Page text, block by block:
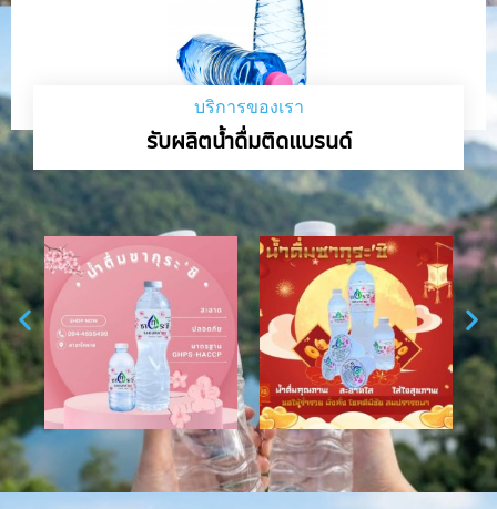
บริการของเรา
รับผลิตน้ำดื่มติดแบรนด์